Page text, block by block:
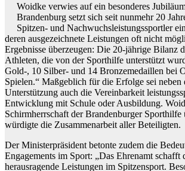
Woidke verwies auf ein besonderes
Brandenburg setzt sich seit nunmehr 20
Spitzen- und Nachwuchsleistungssportler
deren ausgezeichnete Leistungen oft nicht
Ergebnisse überzeugen: Die 20-jährige Bilanz
Athleten, die von der Sporthilfe unterstützt
Gold-, 10 Silber- und 14 Bronzemedaillen bei
Spielen.“ Maßgeblich für die Erfolge sei neben
Unterstützung auch die Vereinbarkeit
Entwicklung mit Schule oder Ausbildung.
Schirmherrschaft der Brandenburger Sporthilfe
würdigte die Zusammenarbeit aller Beteiligten.
Der Ministerpräsident betonte zudem die
Engagements im Sport: „Das Ehrenamt schafft
herausragende Leistungen im Spitzensport.